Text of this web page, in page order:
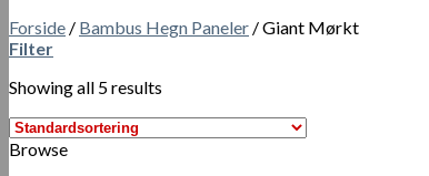
Forside / Bambus Hegn Paneler /Giant Mørkt
Filter
Showing all 5 results
Browse